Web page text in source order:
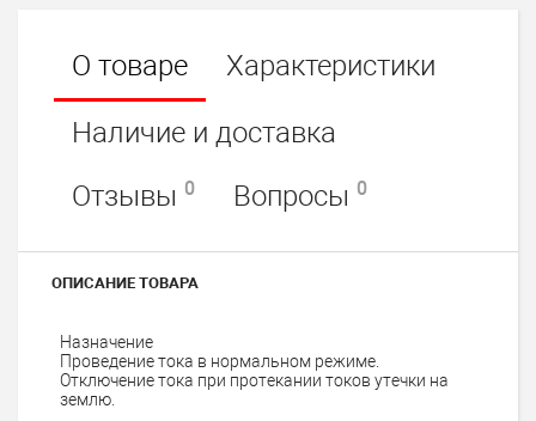
О товаре
Характеристики
Наличие и доставка
Отзывы 0 Вопросы 0
ОПИСАНИЕ ТОВАРА
Назначение
Проведение тока в нормальном режиме.
Отключение тока при протекании токов утечки на
землю.